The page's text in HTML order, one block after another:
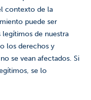
contexto de la
puede ser
legítimos de nuestra
los derechos y
se vean afectados. Si
se lo